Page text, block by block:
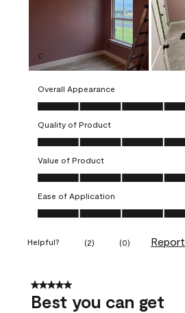
Overall Appearance
Overall Appearance, 5.0 out of 5
Quality of Product
Quality of Product, 5.0 out of 5
Value of Product
Value of Product, 5.0 out of 5
Ease of Application
Ease of Application, 5.0 out of 5
Helpful? (2) (0) Report
5 out of 5 stars.
Best you can get